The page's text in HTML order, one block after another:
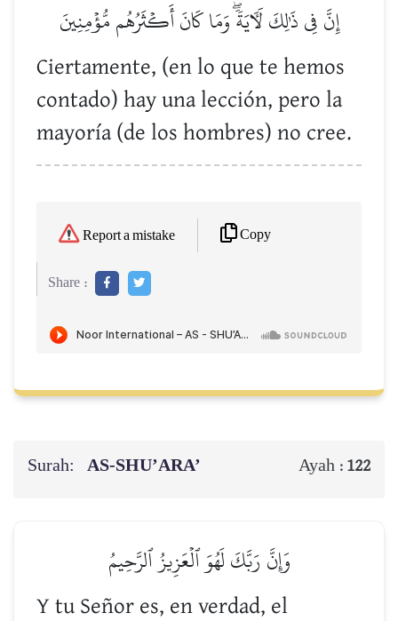
إِنَّ فِي ذَٰلِكَ لَأٓيَةٗۖ وَمَا كَانَ أَكۡثَرُهُم مُّؤۡمِنِينَ
Ciertamente, (en lo que te hemos
contado) hay una lección, pero la
mayoría (de los hombres) no cree.
Report a mistake Copy
Share :
Surah: AS-SHU’ARA’ Ayah : 122
وَإِنَّ رَبَّكَ لَهُوَ ٱلۡعَزِيزُ ٱلرَّحِيمُ
Y tu Señor es, en verdad, el